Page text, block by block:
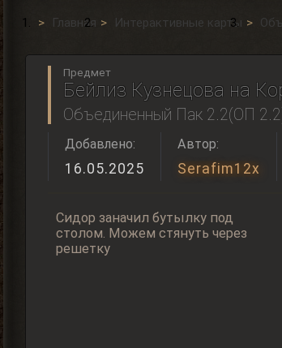
Главная Интерактивные карты
Предмет
Бейлиз Кузнецова на
Объединенный Пак 2.2(ОП
Добавлено:
16.05.2025
Автор:
Serafim12x
Сидор заначил бутылку под
столом. Можем стянуть через
решетку